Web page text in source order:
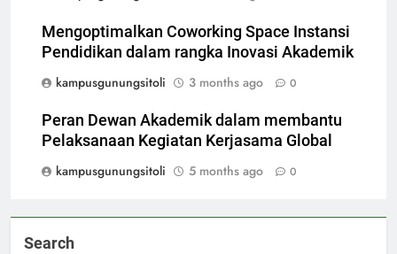
Mengoptimalkan Coworking Space Instansi
Pendidikan dalam rangka Inovasi Akademik
kampusgunungsitoli
3 months ago 0
Peran Dewan Akademik dalam membantu
Pelaksanaan Kegiatan Kerjasama Global
kampusgunungsitoli
5 months ago 0
Search